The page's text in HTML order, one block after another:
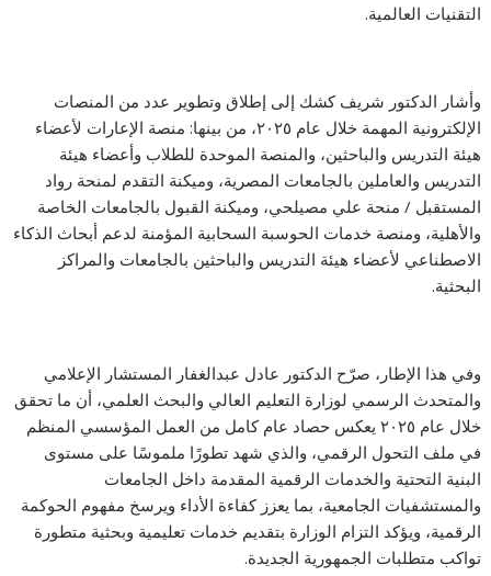
التقنيات العالمية.
وأشار الدكتور شريف كشك إلى إطلاق وتطوير عدد من المنصات
الإلكترونية المهمة خلال عام ٢٠٢٥، من بينها: منصة الإعارات لأعضاء
هيئة التدريس والباحثين، والمنصة الموحدة للطلاب وأعضاء هيئة
التدريس والعاملين بالجامعات المصرية، وميكنة التقدم لمنحة رواد
المستقبل / منحة علي مصيلحي، وميكنة القبول بالجامعات الخاصة
والأهلية، ومنصة خدمات الحوسبة السحابية المؤمنة لدعم أبحاث الذكاء
الاصطناعي لأعضاء هيئة التدريس والباحثين بالجامعات والمراكز
البحثية.
وفي هذا الإطار، صرّح الدكتور عادل عبدالغفار المستشار الإعلامي
والمتحدث الرسمي لوزارة التعليم العالي والبحث العلمي، أن ما تحقق
خلال عام ٢٠٢٥ يعكس حصاد عام كامل من العمل المؤسسي المنظم
في ملف التحول الرقمي، والذي شهد تطورًا ملموسًا على مستوى
البنية التحتية والخدمات الرقمية المقدمة داخل الجامعات
والمستشفيات الجامعية، بما يعزز كفاءة الأداء ويرسخ مفهوم الحوكمة
الرقمية، ويؤكد التزام الوزارة بتقديم خدمات تعليمية وبحثية متطورة
تواكب متطلبات الجمهورية الجديدة.